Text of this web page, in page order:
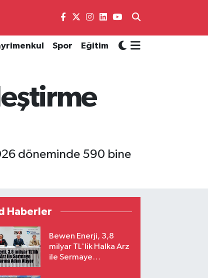
Spor Eğitim
döneminde 590 bine
Haberler
Bewen Enerji, 3,8
milyar TL'lik Halka Arz
ile Sermaye